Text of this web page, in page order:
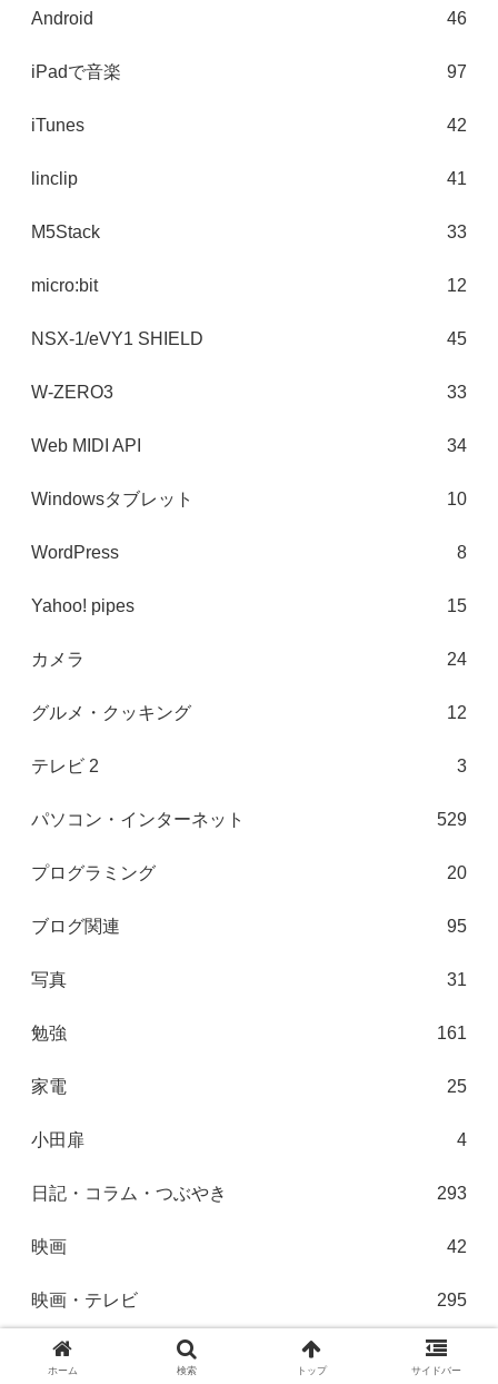
Android 46
iPadで音楽 97
iTunes 42
linclip 41
M5Stack 33
micro:bit 12
NSX-1/eVY1 SHIELD 45
W-ZERO3 33
Web MIDI API 34
Windowsタブレット 10
WordPress 8
Yahoo! pipes 15
カメラ 24
グルメ・クッキング 12
テレビ 2 3
パソコン・インターネット 529
プログラミング 20
ブログ関連 95
写真 31
勉強 161
家電 25
小田扉 4
日記・コラム・つぶやき 293
映画 42
映画・テレビ 295
書籍・雑誌
ホーム 検索 トップ サイドバー